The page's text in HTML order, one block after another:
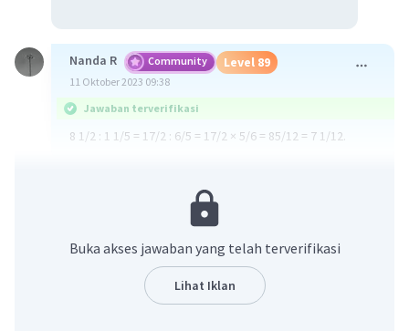
Nanda R Community Level 89
11 Oktober 2023 09:38
Jawaban terverifikasi
8 1/2 : 1 1/5 = 17/2 : 6/5 = 17/2 × 5/6 = 85/12 = 7 1/12.
Buka akses jawaban yang telah terverifikasi
Lihat Iklan